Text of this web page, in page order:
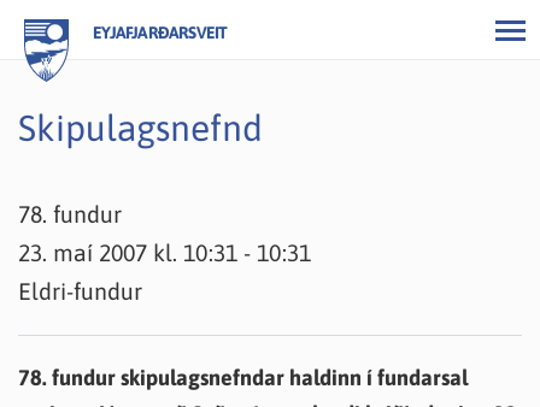
EYJAFJARÐARSVEIT
Skipulagsnefnd
78. fundur
23. maí 2007 kl. 10:31 - 10:31
Eldri-fundur
78. fundur skipulagsnefndar haldinn í fundarsal